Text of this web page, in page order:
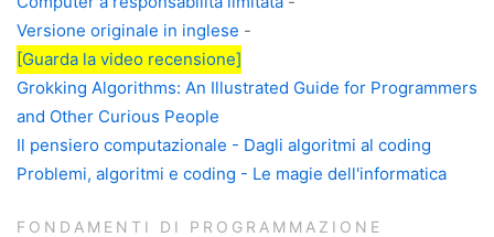
Versione originale in inglese -
[Guarda la video recensione]
Grokking Algorithms: An Illustrated Guide for Programmers
and Other Curious People
Il pensiero computazionale - Dagli algoritmi al coding
Problemi, algoritmi e coding - Le magie dell'informatica
FONDAMENTI DI PROGRAMMAZIONE